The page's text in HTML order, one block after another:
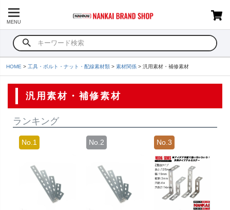
MENU
HOME 工具・ボルト・ナット・配線素材類 素材関係 汎用素材・補修素材
汎用素材・補修素材
ランキング